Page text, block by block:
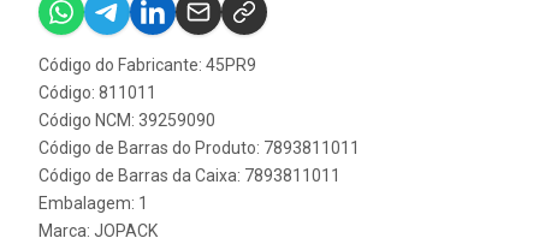
Código do Fabricante: 45PR9
Código: 811011
Código NCM: 39259090
Código de Barras do Produto: 7893811011
Código de Barras da Caixa: 7893811011
Embalagem: 1
Marca: JOPACK